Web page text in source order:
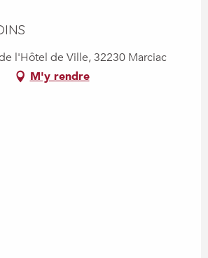
l'Hôtel de Ville, 32230 Marciac
M'y rendre